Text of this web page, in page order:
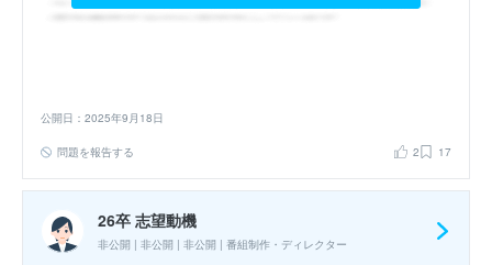
公開日：2025年9月18日
問題を報告する 2 17
26卒 志望動機
非公開 | 非公開 | 非公開 | 番組制作・ディレクター